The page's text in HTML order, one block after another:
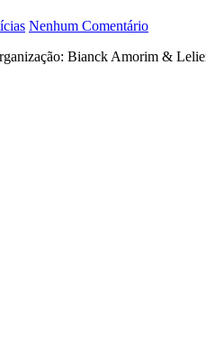
Nenhum Comentário
Bianck Amorim &